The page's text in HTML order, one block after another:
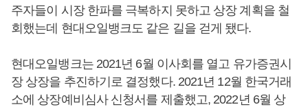
주자들이 시장 한파를 극복하지 못하고 상장 계획을 철
회했는데 현대오일뱅크도 같은 길을 걷게 됐다.
현대오일뱅크는 2021년 6월 이사회를 열고 유가증권시
장 상장을 추진하기로 결정했다. 2021년 12월 한국거래
소에 상장예비심사 신청서를 제출했고, 2022년 6월 상